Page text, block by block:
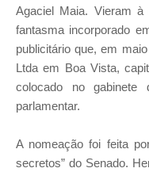
Agaciel Maia. Vieram
fantasma incorporado
publicitário que, em
Ltda em Boa Vista,
colocado no
parlamentar.
A nomeação foi feita
secretos” do Senado.